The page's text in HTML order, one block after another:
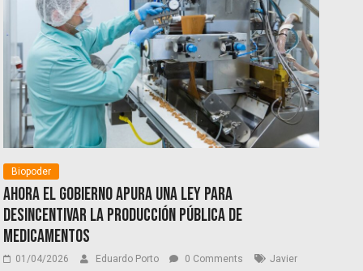
Biopoder
Ahora el Gobierno apura una ley para
desincentivar la producción pública de
medicamentos
01/04/2026 Eduardo Porto 0 Comments
Javier